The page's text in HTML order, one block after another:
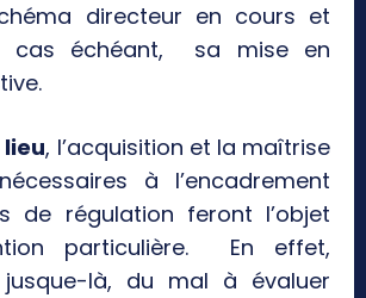
directeur en cours et
cas échéant, sa mise en
lieu, l’acquisition et la maîtrise
à l’encadrement
de régulation feront l’objet
particulière. En effet,
jusque-là, du mal à évaluer